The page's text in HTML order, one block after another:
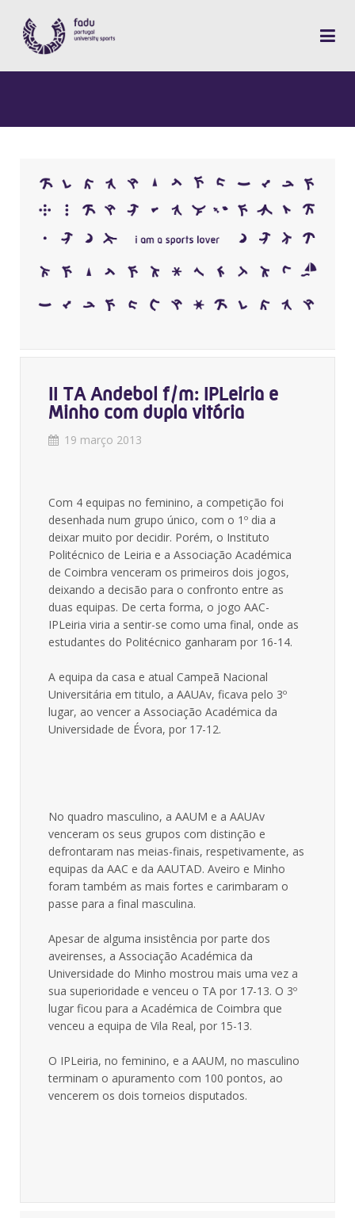
II TA Andebol f/m: IPLeiria e
Minho com dupla vitória
19 março 2013
Com 4 equipas no feminino, a competição foi
desenhada num grupo único, com o 1º dia a
deixar muito por decidir. Porém, o Instituto
Politécnico de Leiria e a Associação Académica
de Coimbra venceram os primeiros dois jogos,
deixando a decisão para o confronto entre as
duas equipas. De certa forma, o jogo AAC-
IPLeiria viria a sentir-se como uma final, onde as
estudantes do Politécnico ganharam por 16-14.
A equipa da casa e atual Campeã Nacional
Universitária em titulo, a AAUAv, ficava pelo 3º
lugar, ao vencer a Associação Académica da
Universidade de Évora, por 17-12.
No quadro masculino, a AAUM e a AAUAv
venceram os seus grupos com distinção e
defrontaram nas meias-finais, respetivamente, as
equipas da AAC e da AAUTAD. Aveiro e Minho
foram também as mais fortes e carimbaram o
passe para a final masculina.
Apesar de alguma insistência por parte dos
aveirenses, a Associação Académica da
Universidade do Minho mostrou mais uma vez a
sua superioridade e venceu o TA por 17-13. O 3º
lugar ficou para a Académica de Coimbra que
venceu a equipa de Vila Real, por 15-13.
O IPLeiria, no feminino, e a AAUM, no masculino
terminam o apuramento com 100 pontos, ao
vencerem os dois torneios disputados.